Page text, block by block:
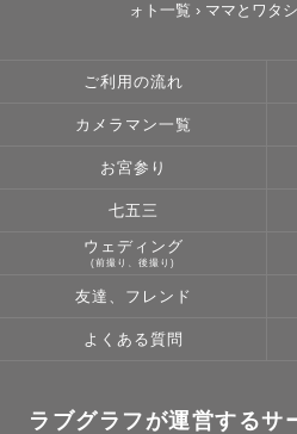
お宮参り、七五三など
🚨別途撮影許可・シャッター料
お参りする神社さまが確定しま
まへお問い合わせをお願いいた
また、シャッター料がかかる場
ます⛩️
ォト一覧 › ママとワタ
ご利用の流れ
カメラマン一覧
お宮参り
七五三
ウェディング
(前撮り、後撮り)
友達、フレンド
よくある質問
ラブグラフが運営するサ